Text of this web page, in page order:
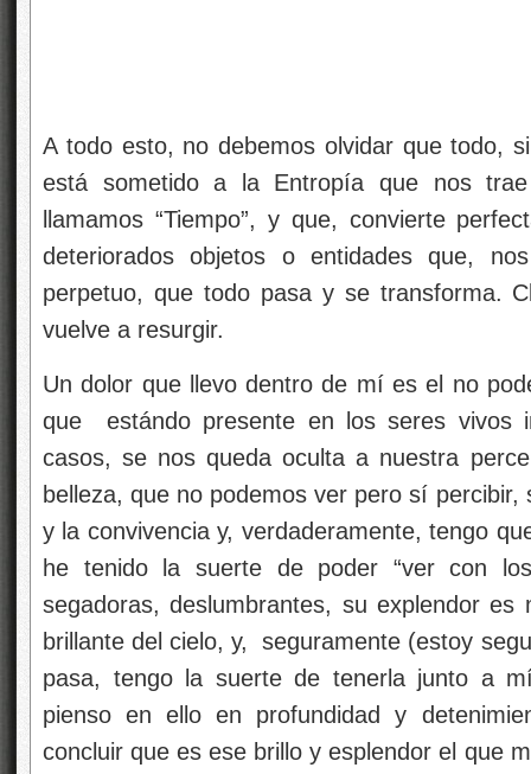
A todo esto, no debemos olvidar que todo,
está sometido a la Entropía que nos
llamamos “Tiempo”, y que, convierte
deteriorados objetos o entidades que,
perpetuo, que todo pasa y se transforma.
vuelve a resurgir.
Un dolor que llevo dentro de mí es el no
que estándo presente en los seres vivos
casos, se nos queda oculta a nuestra
belleza, que no podemos ver pero sí
y la convivencia y, verdaderamente, tengo
he tenido la suerte de poder “ver con
segadoras, deslumbrantes, su explendor
brillante del cielo, y, seguramente (estoy
pasa, tengo la suerte de tenerla junto a
pienso en ello en profundidad y
concluir que es ese brillo y esplendor el que